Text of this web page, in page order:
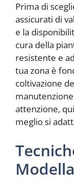
Prima di
assicurati di
e la
cura della
resistente e
tua zona è
coltivazione
attenzione,
meglio si